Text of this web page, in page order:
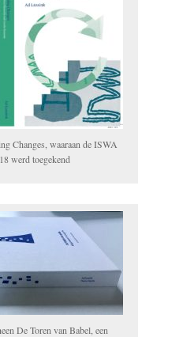
Changes, waaraan de ISWA
werd toegekend
De Toren van Babel, een